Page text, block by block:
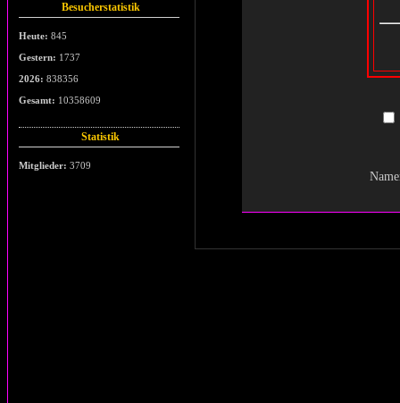
Besucherstatistik
Heute: 845
Gestern: 1737
2026: 838356
Gesamt: 10358609
Statistik
Mitglieder: 3709